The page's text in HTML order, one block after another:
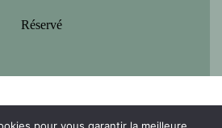
Réservé